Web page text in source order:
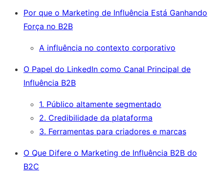
Por que o Marketing de Influência Está Ganhando
Força no B2B
A influência no contexto corporativo
O Papel do LinkedIn como Canal Principal de
Influência B2B
1. Público altamente segmentado
2. Credibilidade da plataforma
3. Ferramentas para criadores e marcas
O Que Difere o Marketing de Influência B2B do
B2C